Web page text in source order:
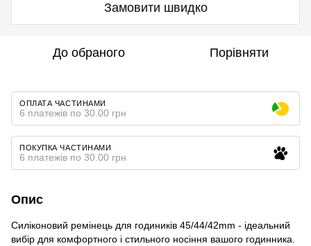
Замовити швидко
До обраного Порівняти
ОПЛАТА ЧАСТИНАМИ
6 платежів по 30.00 грн
ПОКУПКА ЧАСТИНАМИ
6 платежів по 30.00 грн
Опис
Силіконовий ремінець для годиників 45/44/42mm - ідеальний
вибір для комфортного і стильного носіння вашого годинника.